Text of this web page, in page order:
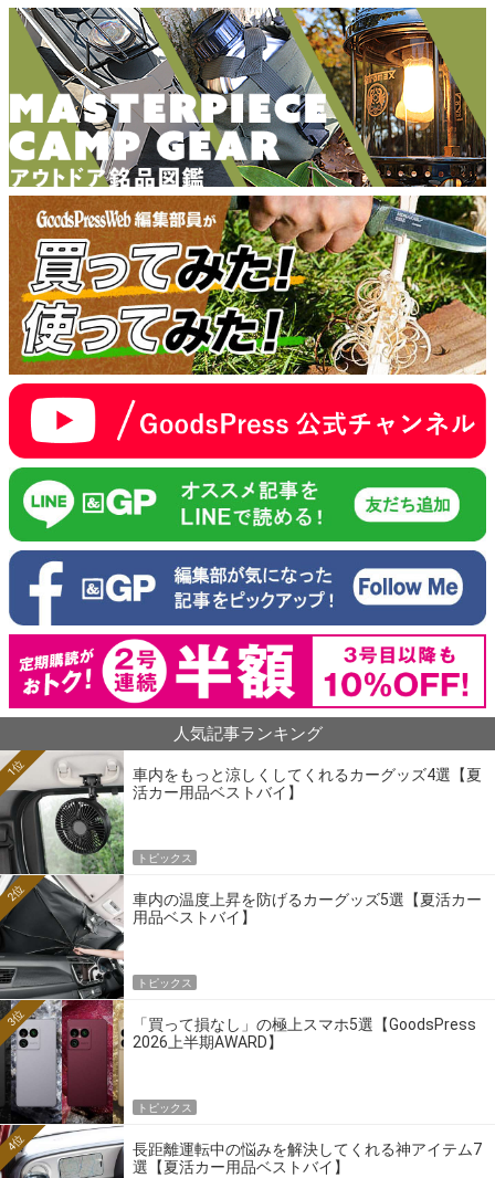
人気記事ランキング
車内をもっと涼しくしてくれるカーグッズ4選【夏
活カー用品ベストバイ】
1位
トピックス
車内の温度上昇を防げるカーグッズ5選【夏活カー
用品ベストバイ】
2位
トピックス
「買って損なし」の極上スマホ5選【GoodsPress
2026上半期AWARD】
3位
トピックス
長距離運転中の悩みを解決してくれる神アイテム7
選【夏活カー用品ベストバイ】
4位